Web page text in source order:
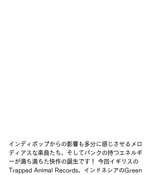
インディポップからの影響も多分に感じさせるメロ
ディアスな楽曲たち、そしてパンクの持つエネルギ
ーが満ち満ちた快作の誕生です！ 今回イギリスの
Trapped Animal Records、インドネシアのGreen